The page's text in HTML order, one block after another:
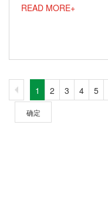
READ MORE+
1 2 3 4 5
确定